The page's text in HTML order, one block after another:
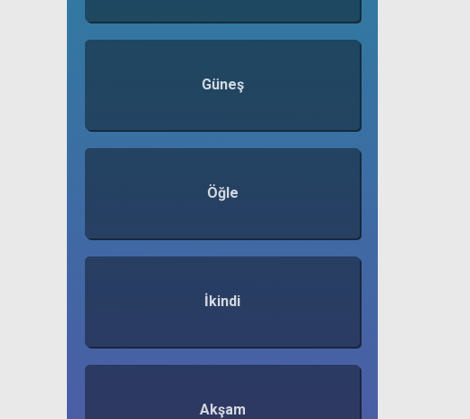
Güneş
Öğle
İkindi
Akşam